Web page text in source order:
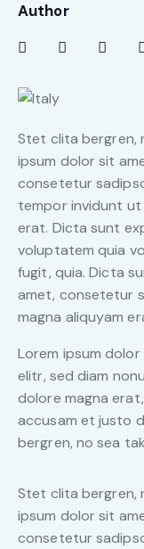
Author
Stet clita bergren,
ipsum dolor sit
consetetur
tempor invidunt ut
erat. Dicta sunt
voluptatem quia
fugit, quia. Dicta
amet, consetetur
magna aliquyam
Lorem ipsum
elitr, sed diam
dolore magna
accusam et justo
bergren, no sea
Stet clita bergren,
ipsum dolor sit
consetetur